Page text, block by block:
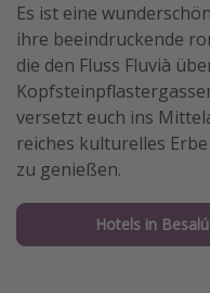
Es ist eine
ihre beeindruckende
die den Fluss Fluvià
versetzt euch ins
reiches kulturelles
zu genießen.
Hotels in Besalú